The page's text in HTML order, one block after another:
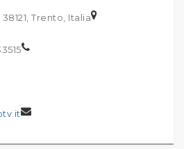
Trento, Italia